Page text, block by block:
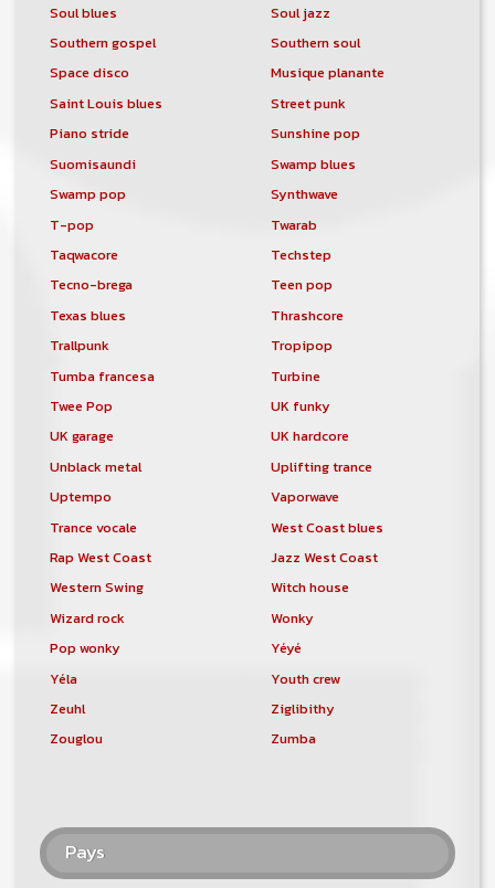
Soul blues
Soul jazz
Southern gospel
Southern soul
Space disco
Musique planante
Saint Louis blues
Street punk
Piano stride
Sunshine pop
Suomisaundi
Swamp blues
Swamp pop
Synthwave
T-pop
Twarab
Taqwacore
Techstep
Tecno-brega
Teen pop
Texas blues
Thrashcore
Trallpunk
Tropipop
Tumba francesa
Turbine
Twee Pop
UK funky
UK garage
UK hardcore
Unblack metal
Uplifting trance
Uptempo
Vaporwave
Trance vocale
West Coast blues
Rap West Coast
Jazz West Coast
Western Swing
Witch house
Wizard rock
Wonky
Pop wonky
Yéyé
Yéla
Youth crew
Zeuhl
Ziglibithy
Zouglou
Zumba
Pays